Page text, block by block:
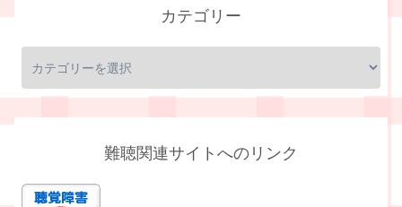
カテゴリー
難聴関連サイトへのリンク